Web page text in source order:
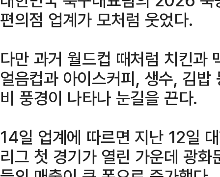
편의점 업계가 모처럼 웃었다.
다만 과거 월드컵 때처럼 치킨과
얼음컵과 아이스커피, 생수, 김
비 풍경이 나타나 눈길을 끈다.
14일 업계에 따르면 지난 12일
리그 첫 경기가 열린 가운데 광